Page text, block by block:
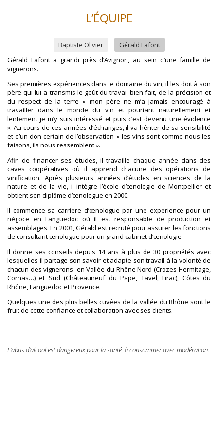
L’ÉQUIPE
Baptiste Olivier
Gérald Lafont
Gérald Lafont a grandi près d’Avignon, au sein d’une famille de
vignerons.
Ses premières expériences dans le domaine du vin, il les doit à son
père qui lui a transmis le goût du travail bien fait, de la précision et
du respect de la terre « mon père ne m’a jamais encouragé à
travailler dans le monde du vin et pourtant naturellement et
lentement je m’y suis intéressé et puis c’est devenu une évidence
». Au cours de ces années d’échanges, il va hériter de sa sensibilité
et d’un don certain de l’observation « les vins sont comme nous les
faisons, ils nous ressemblent ».
Afin de financer ses études, il travaille chaque année dans des
caves coopératives où il apprend chacune des opérations de
vinification. Après plusieurs années d’études en sciences de la
nature et de la vie, il intègre l’école d’œnologie de Montpellier et
obtient son diplôme d’œnologue en 2000.
Il commence sa carrière d’œnologue par une expérience pour un
négoce en Languedoc où il est responsable de production et
assemblages. En 2001, Gérald est recruté pour assurer les fonctions
de consultant œnologue pour un grand cabinet d’œnologie.
Il donne ses conseils depuis 14 ans à plus de 30 propriétés avec
lesquelles il partage son savoir et adapte son travail à la volonté de
chacun des vignerons en Vallée du Rhône Nord (Crozes-Hermitage,
Cornas…) et Sud (Châteauneuf du Pape, Tavel, Lirac), Côtes du
Rhône, Languedoc et Provence.
Quelques une des plus belles cuvées de la vallée du Rhône sont le
fruit de cette confiance et collaboration avec ses clients.
L'abus d'alcool est dangereux pour la santé, à consommer avec modération.